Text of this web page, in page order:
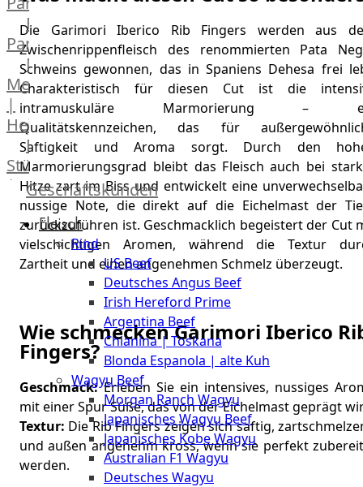
Frischetheken-
Partner
Männer
Metzger
|
Heinsberg
Feinkost
Stüttgen
|
Düsseldorf
The
Meat
Club
Geschäftskunden
Fleisch
Rind
US Beef
Deutsches Angus Beef
Irish Hereford Prime
Argentina Beef
Chianina | Toskana
Blonda Espanola | alte Kuh
Wagyu Beef
Morgan Ranch Wagyu
Japanisches Wagyu Beef
Japanisches Kobe Wagyu
Australian F1 Wagyu
Deutsches Wagyu
Die Garimori Iberico Rib Fingers werden aus
Zwischenrippenfleisch des renommierten Pata
Schweins gewonnen, das in Spaniens Dehesa frei
Charakteristisch für diesen Cut ist die
intramuskuläre Marmorierung –
Qualitätskennzeichen, das für
Saftigkeit und Aroma sorgt. Durch den
Marmorierungsgrad bleibt das Fleisch auch bei
Hitze zart im Biss und entwickelt eine
nussige Note, die direkt auf die Eichelmast der
zurückzuführen ist. Geschmacklich begeistert der Cut
vielschichtigen Aromen, während die Textur
Zartheit und einen angenehmen Schmelz überzeugt.
Wie schmecken Garimori Iberico
Fingers?
Geschmack:Erleben Sie ein intensives, nussiges
mit einer Spur Süße, das von der Eichelmast geprägt
Textur: Die Rib Fingers zeigen sich saftig,
und außen angenehm kross, wenn sie perfekt
werden.